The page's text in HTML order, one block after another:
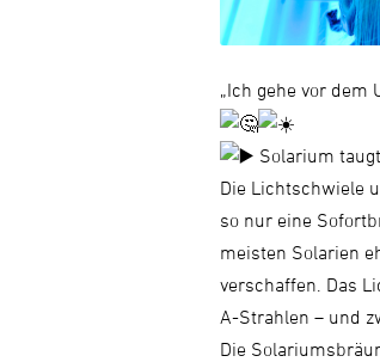
„Ich gehe vor dem
Solarium
Die Lichtschwiele
so nur eine
meisten Solarien
verschaffen. Das
A-Strahlen – und
Die